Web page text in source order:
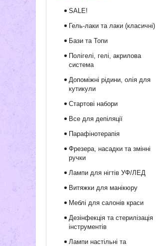
SALE!
Гель-лаки та лаки (класичні)
Бази та Топи
Полігелі, гелі, акрилова
система
Допоміжні рідини, олія для
кутикули
Стартові набори
Все для депіляції
Парафінотерапія
Фрезера, насадки та змінні
ручки
Лампи для нігтів УФ/ЛЕД
Витяжки для манікюру
Меблі для салонів краси
Дезінфекція та стерилізація
інструментів
Лампи настільні та